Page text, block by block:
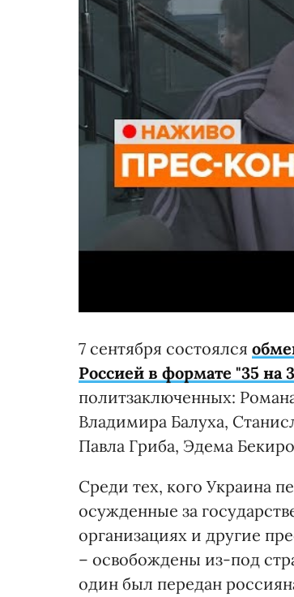
7 сентября состоялся
Россией в формате "35 на
политзаключенных:
Владимира Балуха,
Павла Гриба, Эдема
Среди тех, кого Украина
осужденные за
организациях и другие
– освобождены из-под
один был передан